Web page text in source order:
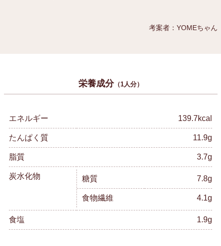
考案者：YOMEちゃん
栄養成分（1人分）
エネルギー 139.7kcal
たんぱく質 11.9g
脂質 3.7g
炭水化物 糖質 7.8g
食物繊維 4.1g
食塩 1.9g